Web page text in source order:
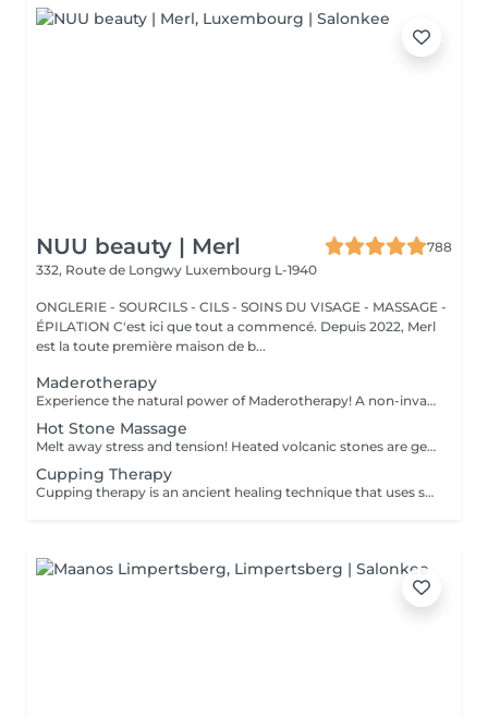
NUU beauty | Merl
788
332, Route de Longwy Luxembourg L-1940
ONGLERIE - SOURCILS - CILS - SOINS DU VISAGE - MASSAGE -
ÉPILATION C'est ici que tout a commencé. Depuis 2022, Merl
est la toute première maison de b...
Maderotherapy
Experience the natural power of Maderotherapy! A non-invasive massage technique using wooden tools. It improves circulation and lymphatic drainage, reduces cellulite, helps contour the body, and eliminates excess fluid. Types: - Brazilian: focuses on legs and glutes, helps shape the silhouette; - Abdomen: reduces volume and firms the skin; - Full body: promotes relaxation and overall recovery. Age restrictions: recommended to do from 16 years old. Post-procedure recommendations: do not do sports and any sharp movement for 2-3 hours after the procedure. Frequency: 2-3 times per week, 8-10 sessions. Repeat once in 3-6 months. Contraindications: pregnancy, inflammation, acne, varicose veins in the acute stage.
Hot Stone Massage
Melt away stress and tension! Heated volcanic stones are gently placed and massaged over the body to warm the muscles, increase circulation, and promote a deep state of relaxation. Perfect for relieving tension, easing anxiety, and restoring inner calm. Age restrictions: there are no age restrictions for this procedure. Post procedure recommendations: do not do sport and any sharp movements 2-3 hours after the procedure. Frequency: 1-2 times per week, 10 times in total. Repeat once in 3-6 months.
Cupping Therapy
Cupping therapy is an ancient healing technique that uses special cups to create gentle suction on the skin. This suction promotes blood flow, relieves muscle tension, reduces inflammation, and supports deep relaxation. The treatment can help release toxins, improve circulation, and ease chronic pain or stiffness. *Please note that cupping therapy could just be added to a massage service with includes back massage.